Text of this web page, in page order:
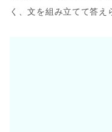
く、文を組み立てて答え